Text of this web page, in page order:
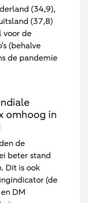
(34,9),
(37,8)
voor de
(behalve
de pandemie
omhoog in
de
beter stand
Dit is ook
(de
DM